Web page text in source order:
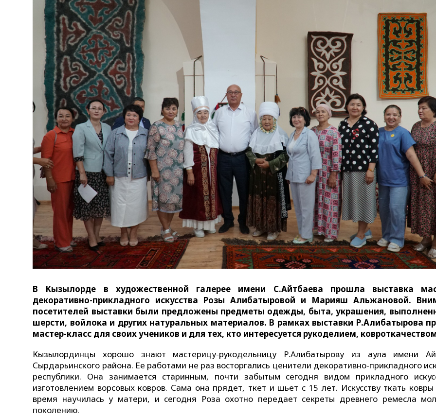
В Кызылорде в художественной галерее имени С.Айтбаева прошла выставка
декоративно-прикладного искусства Розы Алибатыровой и Марияш Альжановой.
посетителей выставки были предложены предметы одежды, быта, украшения,
шерсти, войлока и других натуральных материалов. В рамках выставки Р.Алибатырова
мастер-класс для своих учеников и для тех, кто интересуется рукоделием,
Кызылординцы хорошо знают мастерицу-рукодельницу Р.Алибатырову из аула имени
Сырдарьинского района. Ее работами не раз восторгались ценители декоративно-прикладного
республики. Она занимается старинным, почти забытым сегодня видом прикладного
изготовлением ворсовых ковров. Сама она прядет, ткет и шьет с 15 лет. Искусству ткать ковры
время научилась у матери, и сегодня Роза охотно передает секреты древнего ремесла
поколению.